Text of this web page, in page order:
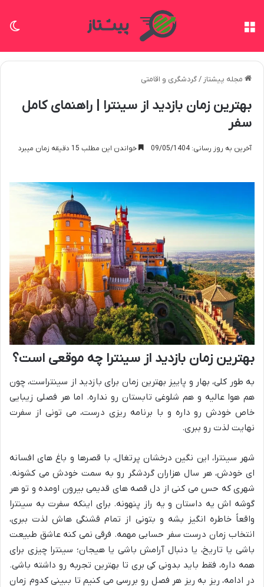
مجله پیشتاز /گردشگری و اقامتی
بهترین زمان بازدید از سینترا | راهنمای کامل
سفر
آخرین به روز رسانی: 09/05/1404 خواندن این مطلب 15 دقیقه زمان میبرد
بهترین زمان بازدید از سینترا چه موقعی است؟
به طور کلی، بهار و پاییز بهترین زمان برای بازدید از سینتراست، چون
هم هوا عالیه و هم شلوغی تابستان رو نداره. اما هر فصلی زیبایی
خاص خودش رو داره و با برنامه ریزی درست، می تونی از سفرت
نهایت لذت رو ببری.
شهر سینترا، این نگین درخشان پرتغال، با قصرها و باغ های افسانه
ای خودش، هر سال هزاران گردشگر رو به سمت خودش می کشونه.
شهری که حس می کنی از دل قصه های قدیمی بیرون اومده و تو هر
گوشه اش یه داستان و یه راز پنهونه. برای اینکه سفرت به سینترا
واقعاً خاطره انگیز بشه و بتونی از تمام قشنگی هاش لذت ببری،
انتخاب زمان درست سفر حسابی مهمه. فرقی نمی کنه عاشق طبیعت
باشی یا تاریخ، یا دنبال آرامش باشی یا هیجان؛ سینترا چیزی برای
همه داره، فقط باید بدونی کی بری تا بهترین تجربه رو داشته باشی.
در ادامه، ریز به ریز هر فصل رو بررسی می کنیم تا ببینی کدوم زمان